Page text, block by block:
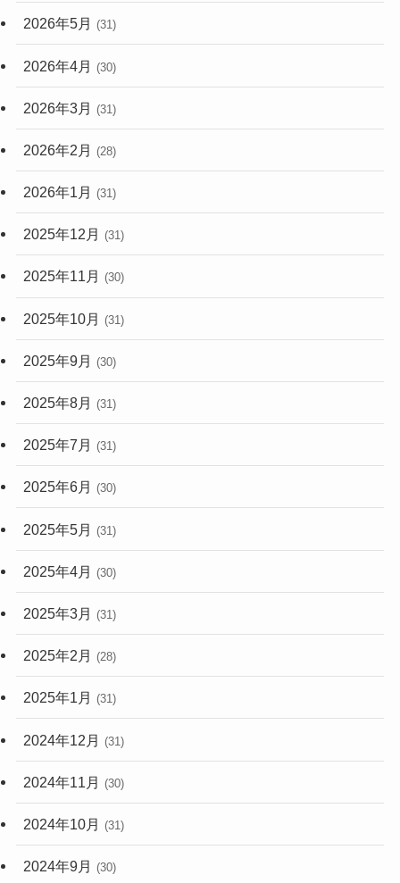
2026年5月 (31)
2026年4月 (30)
2026年3月 (31)
2026年2月 (28)
2026年1月 (31)
2025年12月 (31)
2025年11月 (30)
2025年10月 (31)
2025年9月 (30)
2025年8月 (31)
2025年7月 (31)
2025年6月 (30)
2025年5月 (31)
2025年4月 (30)
2025年3月 (31)
2025年2月 (28)
2025年1月 (31)
2024年12月 (31)
2024年11月 (30)
2024年10月 (31)
2024年9月 (30)